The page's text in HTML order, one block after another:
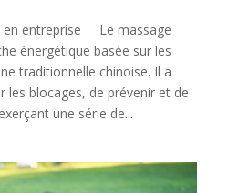
en entreprise Le massage
énergétique basée sur les
traditionnelle chinoise. Il a
les blocages, de prévenir et de
une série de...